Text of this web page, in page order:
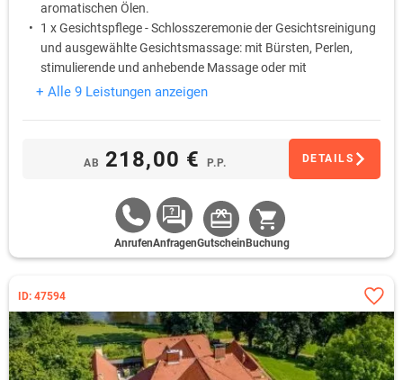
aromatischen Ölen.
1 x Gesichtspflege - Schlosszeremonie der Gesichtsreinigung
und ausgewählte Gesichtsmassage: mit Bürsten, Perlen,
stimulierende und anhebende Massage oder mit
Kräuterstempel
+ Alle 9 Leistungen anzeigen
AB 218,00 € P.P. DETAILS
AnrufenAnfragenGutschein Buchung
ID: 47594